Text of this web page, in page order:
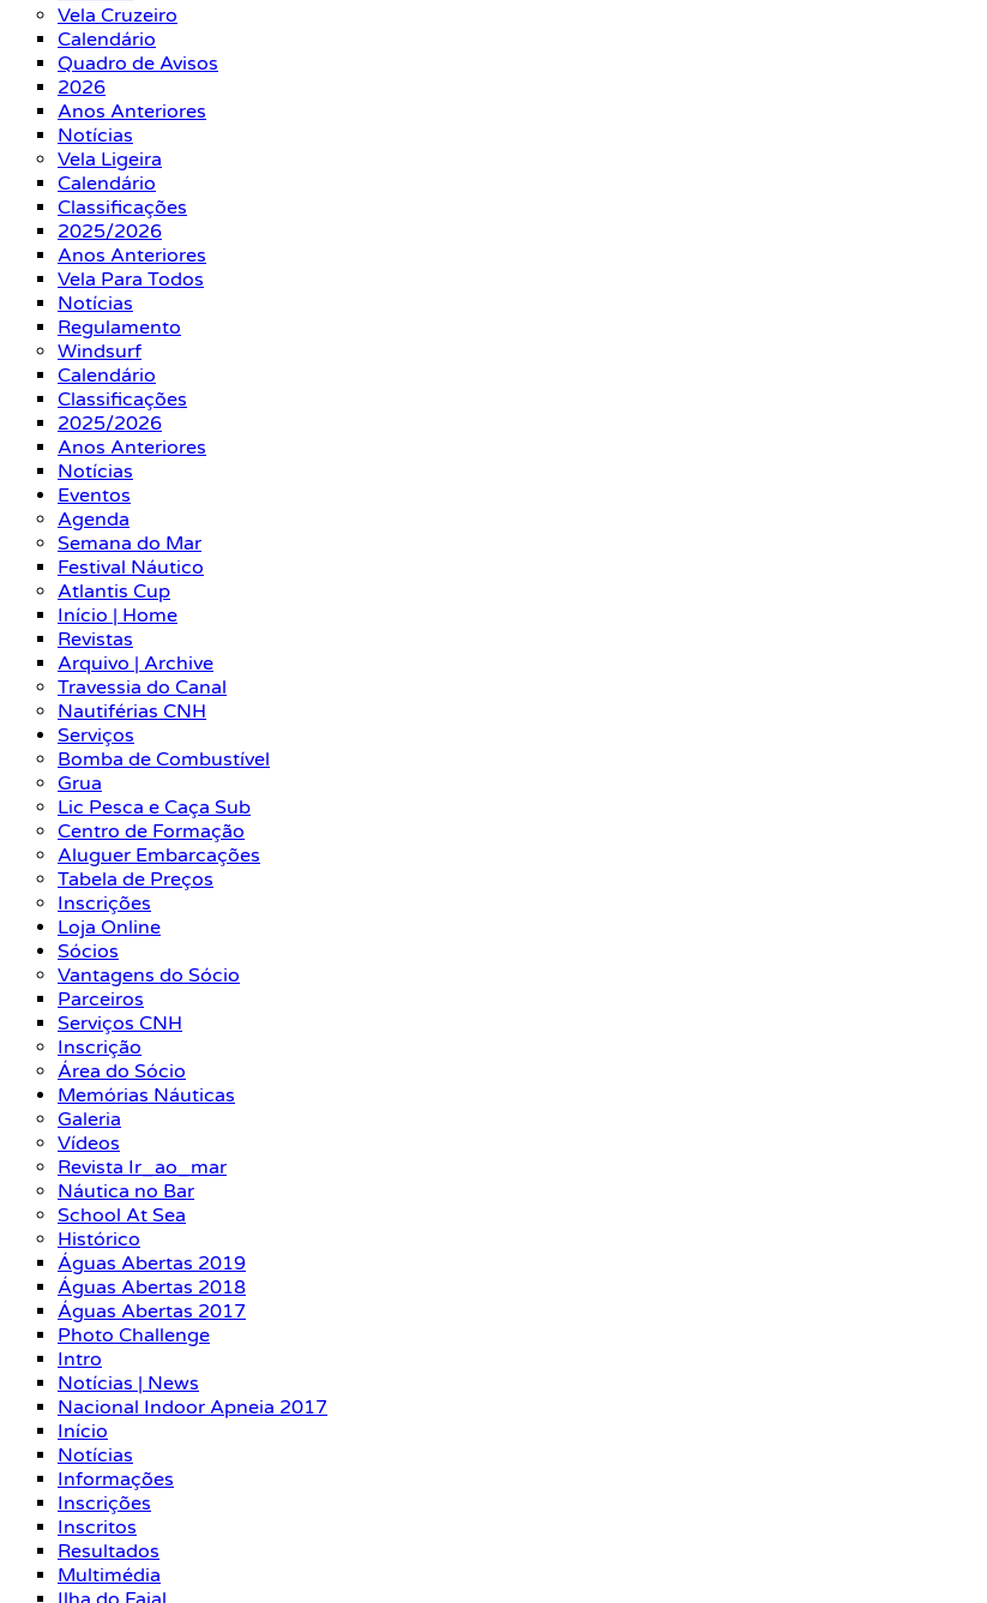
Vela Cruzeiro
Calendário
Quadro de Avisos
2026
Anos Anteriores
Notícias
Vela Ligeira
Calendário
Classificações
2025/2026
Anos Anteriores
Vela Para Todos
Notícias
Regulamento
Windsurf
Calendário
Classificações
2025/2026
Anos Anteriores
Notícias
Eventos
Agenda
Semana do Mar
Festival Náutico
Atlantis Cup
Início | Home
Revistas
Arquivo | Archive
Travessia do Canal
Nautiférias CNH
Serviços
Bomba de Combustível
Grua
Lic Pesca e Caça Sub
Centro de Formação
Aluguer Embarcações
Tabela de Preços
Inscrições
Loja Online
Sócios
Vantagens do Sócio
Parceiros
Serviços CNH
Inscrição
Área do Sócio
Memórias Náuticas
Galeria
Vídeos
Revista Ir_ao_mar
Náutica no Bar
School At Sea
Histórico
Águas Abertas 2019
Águas Abertas 2018
Águas Abertas 2017
Photo Challenge
Intro
Notícias | News
Nacional Indoor Apneia 2017
Início
Notícias
Informações
Inscrições
Inscritos
Resultados
Multimédia